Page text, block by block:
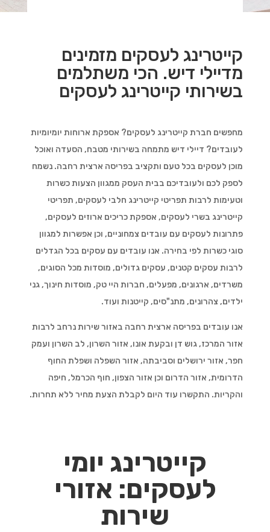
קייטרינג לעסקים מזמינים
מדיילי דיש. הכי משתלמים
בשירותי קייטרינג לעסקים
מחפשים חברת קייטרינג לעסקים? אספקת ארוחות יומיומיות
לעובדים? דיילי דיש מתמחה בשירותי מטבח, הסעדה ואוכל
מוכן לעסקים בכל טעם ותקציב בפריסה ארצית רחבה. נשמח
לספק לכם ולעובדיכם בבית העסק ממגוון הצעות כשרות
וטעימות לרבות תפריטי קייטרינג חלבי לעסקים, תפריטי
קייטרינג בשרי לעסקים, אספקת כריכים ארוזים לעסקים,
פתרונות לעסקים עם עובדים צמחוניים, וכן אפשרות למגוון
סוגי כשרות לפי בחירה. אנו עובדים עם עסקים בכל הגדלים
לרבות עסקים קטנים, עסקים גדולים, מוסדות מכל הסוגים,
משרדים, ארגונים, מפעלים, חברות היי טק, מוסדות חינוך, גני
ילדים, צהרונים, מתנ"סים, קייטנות ועוד.
אנו עובדים בפריסה ארצית רחבה באזור שירות נרחב לרבות
אזור המרכז, גוש דן ובקעת אונו, אזור השרון, לב השרון ועמק
חפר, אזור ירושלים וסביבתה, אזור השפלה ושפלת החוף
הדרומית, אזור הדרום וכן אזור הצפון, חוף הכרמל, חיפה
והקריות. התקשרו עוד היום לקבלת הצעת מחיר ללא תחרות.
קייטרינג יומי
לעסקים: אזורי
שירות